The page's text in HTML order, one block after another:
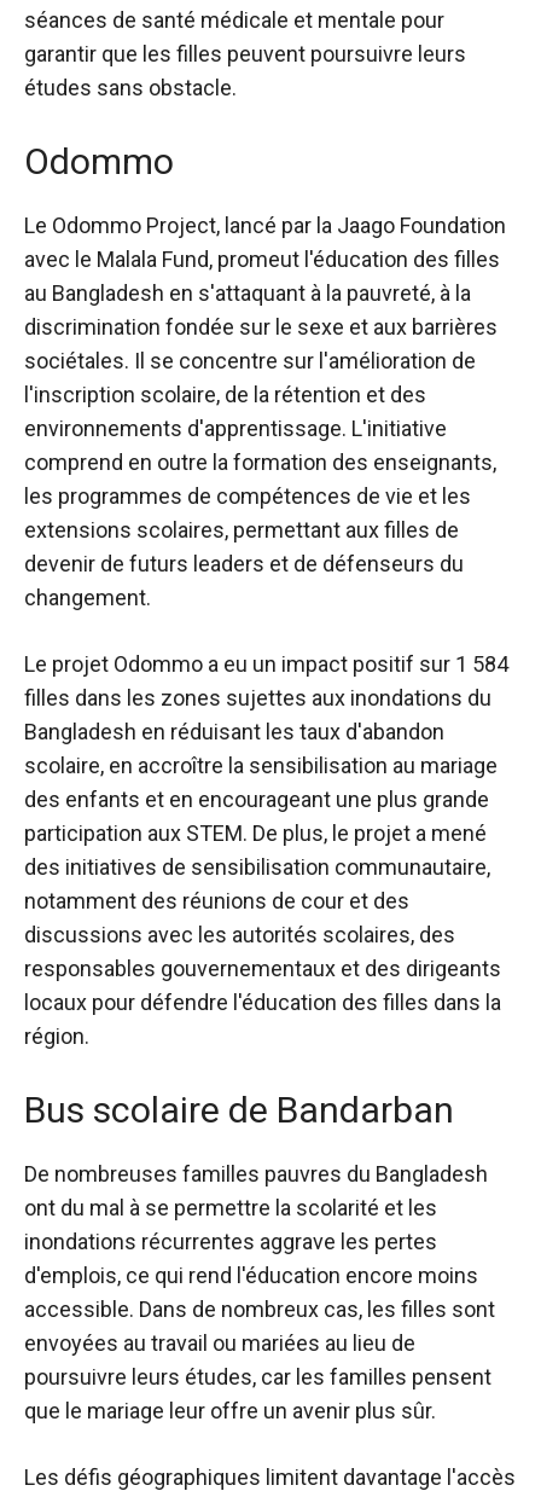
séances de santé médicale et mentale pour
garantir que les filles peuvent poursuivre leurs
études sans obstacle.
Odommo
Le Odommo Project, lancé par la Jaago Foundation
avec le Malala Fund, promeut l'éducation des filles
au Bangladesh en s'attaquant à la pauvreté, à la
discrimination fondée sur le sexe et aux barrières
sociétales. Il se concentre sur l'amélioration de
l'inscription scolaire, de la rétention et des
environnements d'apprentissage. L'initiative
comprend en outre la formation des enseignants,
les programmes de compétences de vie et les
extensions scolaires, permettant aux filles de
devenir de futurs leaders et de défenseurs du
changement.
Le projet Odommo a eu un impact positif sur 1 584
filles dans les zones sujettes aux inondations du
Bangladesh en réduisant les taux d'abandon
scolaire, en accroître la sensibilisation au mariage
des enfants et en encourageant une plus grande
participation aux STEM. De plus, le projet a mené
des initiatives de sensibilisation communautaire,
notamment des réunions de cour et des
discussions avec les autorités scolaires, des
responsables gouvernementaux et des dirigeants
locaux pour défendre l'éducation des filles dans la
région.
Bus scolaire de Bandarban
De nombreuses familles pauvres du Bangladesh
ont du mal à se permettre la scolarité et les
inondations récurrentes aggrave les pertes
d'emplois, ce qui rend l'éducation encore moins
accessible. Dans de nombreux cas, les filles sont
envoyées au travail ou mariées au lieu de
poursuivre leurs études, car les familles pensent
que le mariage leur offre un avenir plus sûr.
Les défis géographiques limitent davantage l'accès